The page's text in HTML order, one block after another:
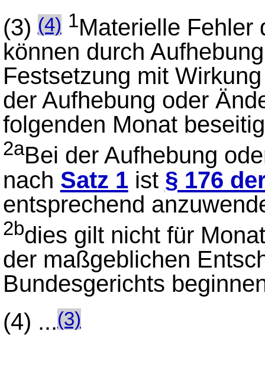
(3)(4) 1Materielle Fehler
können durch
Festsetzung mit
der Aufhebung oder
folgenden Monat
2aBei der Aufhebung
nach Satz 1ist § 176
entsprechend
2bdies gilt nicht für
der maßgeblichen
Bundesgerichts
(4) ...(3)